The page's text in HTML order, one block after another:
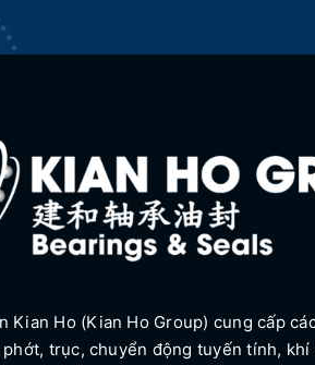
Kian Ho (Kian Ho Group) cung cấp
trục, chuyển động tuyến tính, khí